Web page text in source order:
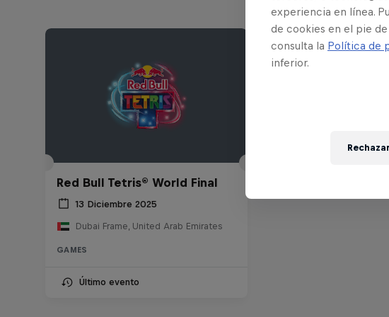
Red Bull Tetris® World Final
13 Diciembre 2025
Dubai Frame, United Arab Emirates
GAMES
Último evento
experiencia en línea.
de cookies en el pie
consulta la Política de
inferior.